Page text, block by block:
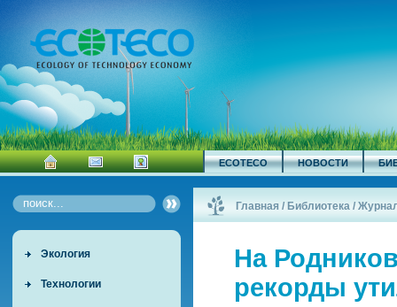
ECOTECO НОВОСТИ
Экология
Технологии
Главная / Библиотека /
На
рекорды